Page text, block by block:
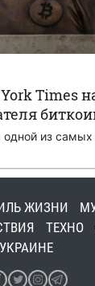
Times
одной из
ЖИЗНИ
ТЕХНО
УКРАИНЕ